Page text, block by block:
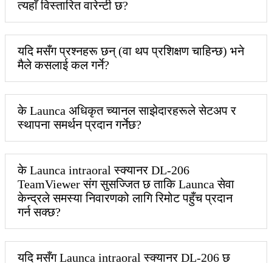
त्यहाँ विस्तारित वारेन्टी छ?
यदि मसँग प्रश्नहरू छन् (वा थप प्रशिक्षण चाहिन्छ) भने
मैले कसलाई कल गर्ने?
के Launca अधिकृत च्यानल साझेदारहरूले सेटअप र
स्थापना समर्थन प्रदान गर्नेछ?
के Launca intraoral स्क्यानर DL-206
TeamViewer संग सुसज्जित छ ताकि Launca सेवा
केन्द्रले समस्या निवारणको लागि रिमोट पहुँच प्रदान
गर्न सक्छ?
यदि मसँग Launca intraoral स्क्यानर DL-206 छ